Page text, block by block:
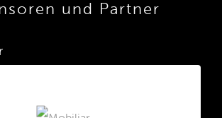
und Partner